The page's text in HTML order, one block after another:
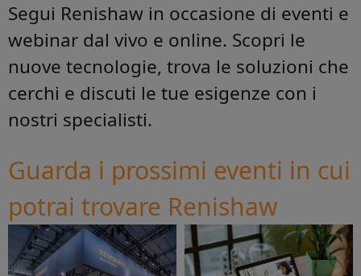
Segui Renishaw in occasione di eventi e
webinar dal vivo e online. Scopri le
nuove tecnologie, trova le soluzioni che
cerchi e discuti le tue esigenze con i
nostri specialisti.
Guarda i prossimi eventi in cui
potrai trovare Renishaw